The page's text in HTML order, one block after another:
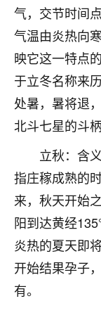
气，交节时间
气温由炎热向
映它这一特点
于立冬名称来
处暑，暑将退
北斗七星的斗柄
立秋：含
指庄稼成熟的
来，秋天开始
阳到达黄经
炎热的夏天即
开始结果孕子
有。
Jessica李
老师做不
刚去世了。
七零老
做梦梦
师，安
了，一
超度，
2天前 来自
优秀的张
老师收徒
2天前 来自